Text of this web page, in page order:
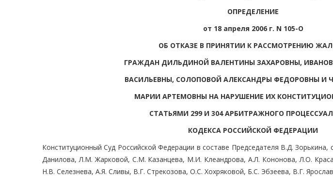
ОПРЕДЕЛЕНИЕ
от 18 апреля 2006 г. N 105-О
ОБ ОТКАЗЕ В ПРИНЯТИИ К РАССМОТРЕНИЮ
ГРАЖДАН ДИЛЬДИНОЙ ВАЛЕНТИНЫ ЗАХАРОВНЫ,
ВАСИЛЬЕВНЫ, СОЛОПОВОЙ АЛЕКСАНДРЫ ФЕДОРОВНЫ И
МАРИИ АРТЕМОВНЫ НА НАРУШЕНИЕ ИХ
СТАТЬЯМИ 299 И 304 АРБИТРАЖНОГО
КОДЕКСА РОССИЙСКОЙ ФЕДЕРАЦИИ
Конституционный Суд Российской Федерации в составе Председателя В.Д.
Данилова, Л.М. Жарковой, С.М. Казанцева, М.И. Клеандрова, А.Л. Кононова, Л.О.
Н.В. Селезнева, А.Я. Сливы, В.Г. Стрекозова, О.С. Хохряковой, Б.С. Эбзеева, В.Г.